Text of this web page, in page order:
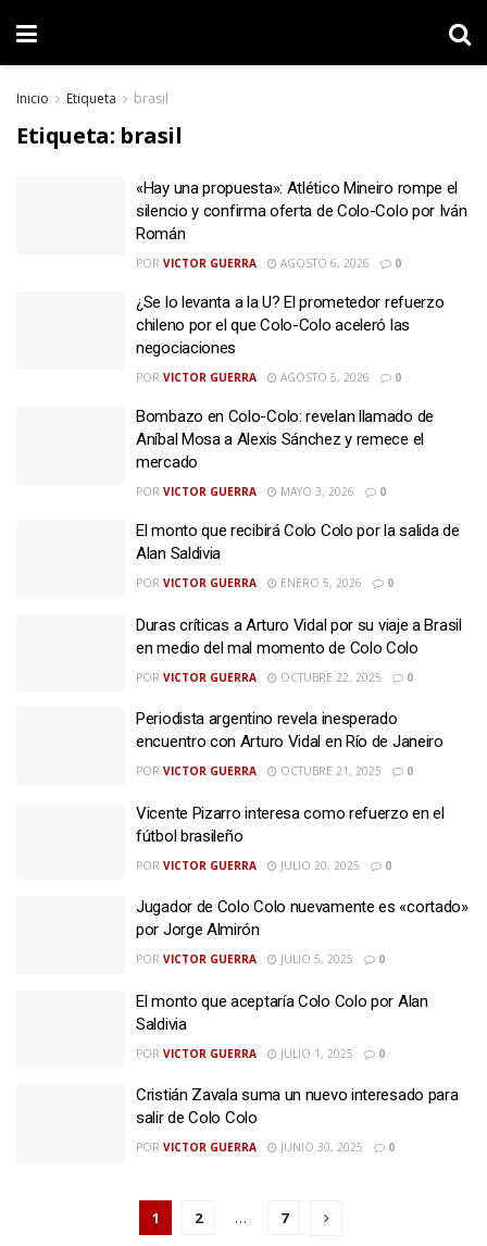
Inicio Etiqueta brasil
Etiqueta: brasil
«Hay una propuesta»: Atlético Mineiro rompe el
silencio y confirma oferta de Colo-Colo por Iván
Román
POR VICTOR GUERRA AGOSTO 6, 2026 0
¿Se lo levanta a la U? El prometedor refuerzo
chileno por el que Colo-Colo aceleró las
negociaciones
POR VICTOR GUERRA AGOSTO 5, 2026 0
Bombazo en Colo-Colo: revelan llamado de
Aníbal Mosa a Alexis Sánchez y remece el
mercado
POR VICTOR GUERRA MAYO 3, 2026 0
El monto que recibirá Colo Colo por la salida de
Alan Saldivia
POR VICTOR GUERRA ENERO 5, 2026 0
Duras críticas a Arturo Vidal por su viaje a Brasil
en medio del mal momento de Colo Colo
POR VICTOR GUERRA OCTUBRE 22, 2025 0
Periodista argentino revela inesperado
encuentro con Arturo Vidal en Río de Janeiro
POR VICTOR GUERRA OCTUBRE 21, 2025 0
Vicente Pizarro interesa como refuerzo en el
fútbol brasileño
POR VICTOR GUERRA JULIO 20, 2025 0
Jugador de Colo Colo nuevamente es «cortado»
por Jorge Almirón
POR VICTOR GUERRA JULIO 5, 2025 0
El monto que aceptaría Colo Colo por Alan
Saldivia
POR VICTOR GUERRA JULIO 1, 2025 0
Cristián Zavala suma un nuevo interesado para
salir de Colo Colo
POR VICTOR GUERRA JUNIO 30, 2025 0
1 2 … 7